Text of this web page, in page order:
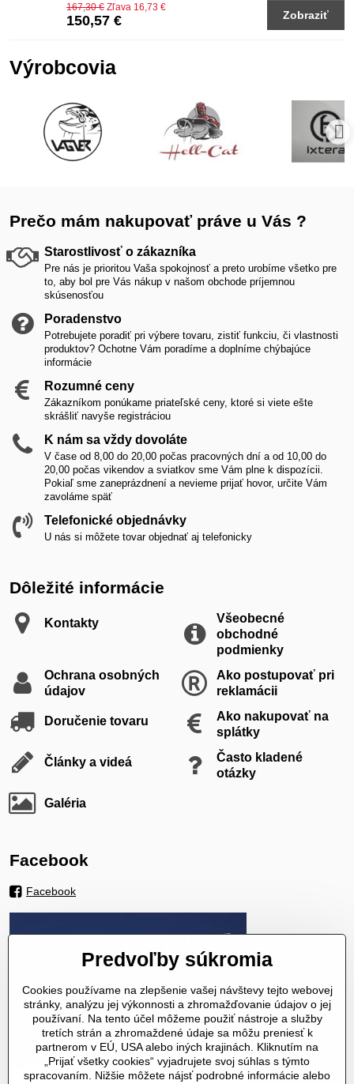
150,57 €
167,30 € Zľava 16,73 €
Zobraziť
Výrobcovia
Prečo mám nakupovať práve u Vás ?
Starostlivosť o zákazníka
Pre nás je prioritou Vaša spokojnosť a preto urobíme všetko pre
to, aby bol pre Vás nákup v našom obchode príjemnou
skúsenosťou
Poradenstvo
Potrebujete poradiť pri výbere tovaru, zistiť funkciu, či vlastnosti
produktov? Ochotne Vám poradíme a doplníme chýbajúce
informácie
Rozumné ceny
Zákazníkom ponúkame priateľské ceny, ktoré si viete ešte
skrášliť navyše registráciou
K nám sa vždy dovoláte
V čase od 8,00 do 20,00 počas pracovných dní a od 10,00 do
20,00 počas vikendov a sviatkov sme Vám plne k dispozícii.
Pokiaľ sme zaneprázdnení a nevieme prijať hovor, určite Vám
zavoláme späť
Telefonické objednávky
U nás si môžete tovar objednať aj telefonicky
Dôležité informácie
Kontakty
Všeobecné
obchodné
podmienky
Ochrana osobných
údajov
Ako postupovať pri
reklamácii
Doručenie tovaru
Ako nakupovať na
splátky
Články a videá
Často kladené
otázky
Galéria
Facebook
Facebook
Predvoľby súkromia
Cookies používame na zlepšenie vašej návštevy tejto webovej
stránky, analýzu jej výkonnosti a zhromažďovanie údajov o jej
používaní. Na tento účel môžeme použiť nástroje a služby
tretích strán a zhromaždené údaje sa môžu preniesť k
partnerom v EÚ, USA alebo iných krajinách. Kliknutím na
„Prijať všetky cookies“ vyjadrujete svoj súhlas s týmto
spracovaním. Nižšie môžete nájsť podrobné informácie alebo